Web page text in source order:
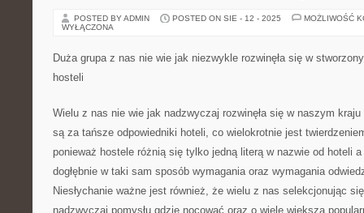
POSTED BY ADMIN POSTED ON SIE - 12 - 2025
MOŻLIWOŚĆ
WYŁĄCZONA
Duża grupa z nas nie wie jak niezwykle rozwinęła się w
hosteli
Wielu z nas nie wie jak nadzwyczaj rozwinęła się w naszym
są za tańsze odpowiedniki hoteli, co wielokrotnie jest
ponieważ hostele różnią się tylko jedną literą w nazwie od hoteli a
dogłębnie w taki sam sposób wymagania oraz wymagania
Niesłychanie ważne jest również, że wielu z nas selekcjonując
nadzwyczaj pomysłu gdzie nocować oraz o wiele większa